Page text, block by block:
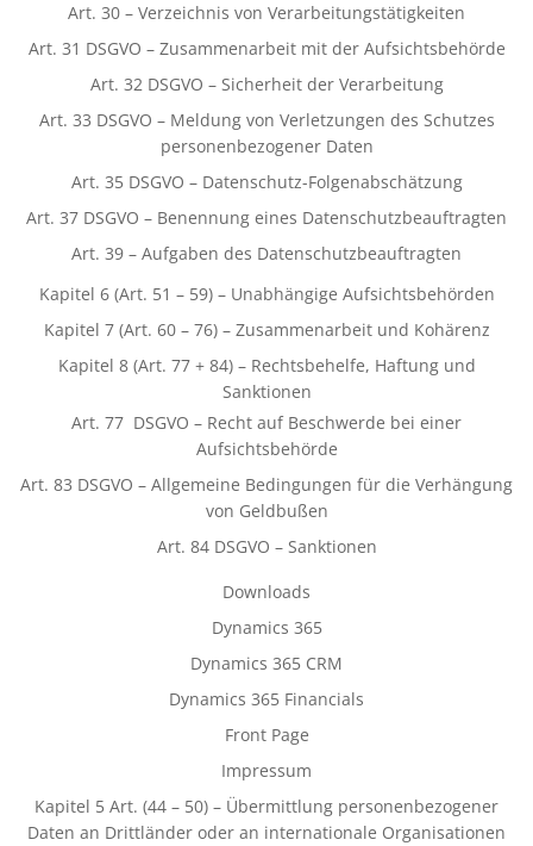
Art. 30 – Verzeichnis von Verarbeitungstätigkeiten
Art. 31 DSGVO – Zusammenarbeit mit der Aufsichtsbehörde
Art. 32 DSGVO – Sicherheit der Verarbeitung
Art. 33 DSGVO – Meldung von Verletzungen des Schutzes
personenbezogener Daten
Art. 35 DSGVO – Datenschutz-Folgenabschätzung
Art. 37 DSGVO – Benennung eines Datenschutzbeauftragten
Art. 39 – Aufgaben des Datenschutzbeauftragten
Kapitel 6 (Art. 51 – 59) – Unabhängige Aufsichtsbehörden
Kapitel 7 (Art. 60 – 76) – Zusammenarbeit und Kohärenz
Kapitel 8 (Art. 77 + 84) – Rechtsbehelfe, Haftung und
Sanktionen
Art. 77 DSGVO – Recht auf Beschwerde bei einer
Aufsichtsbehörde
Art. 83 DSGVO – Allgemeine Bedingungen für die Verhängung
von Geldbußen
Art. 84 DSGVO – Sanktionen
Downloads
Dynamics 365
Dynamics 365 CRM
Dynamics 365 Financials
Front Page
Impressum
Kapitel 5 Art. (44 – 50) – Übermittlung personenbezogener
Daten an Drittländer oder an internationale Organisationen